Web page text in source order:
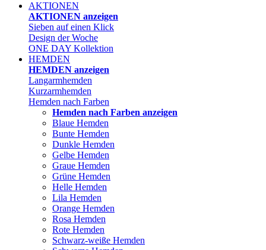
AKTIONEN
AKTIONEN anzeigen
Sieben auf einen Klick
Design der Woche
ONE DAY Kollektion
HEMDEN
HEMDEN anzeigen
Langarmhemden
Kurzarmhemden
Hemden nach Farben
Hemden nach Farben anzeigen
Blaue Hemden
Bunte Hemden
Dunkle Hemden
Gelbe Hemden
Graue Hemden
Grüne Hemden
Helle Hemden
Lila Hemden
Orange Hemden
Rosa Hemden
Rote Hemden
Schwarz-weiße Hemden